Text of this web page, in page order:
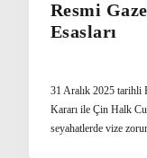
Resmi
Esasları
31 Aralık 2025 tarihli
Kararı ile Çin Halk
seyahatlerde vize